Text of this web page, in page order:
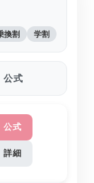
換割 学割
公式
公式
詳細